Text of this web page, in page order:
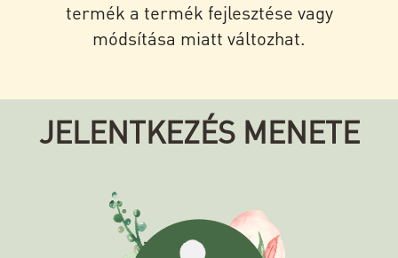
termék a termék fejlesztése vagy
módsítása miatt változhat.
JELENTKEZÉS MENETE